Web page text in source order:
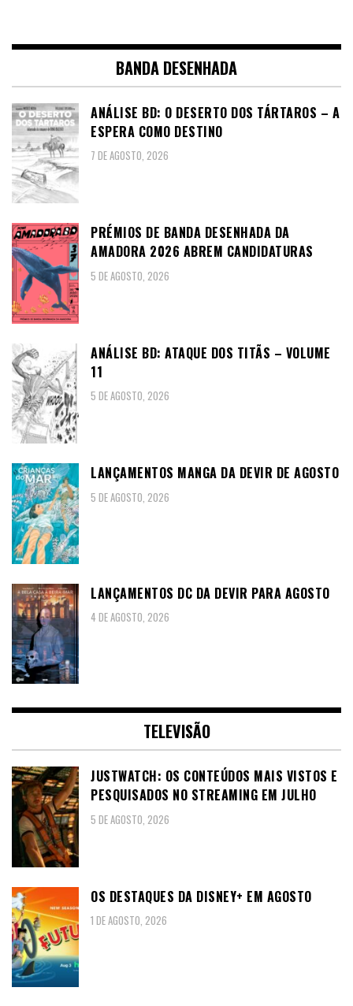
BANDA DESENHADA
ANÁLISE BD: O DESERTO DOS TÁRTAROS – A
ESPERA COMO DESTINO
7 DE AGOSTO, 2026
PRÉMIOS DE BANDA DESENHADA DA
AMADORA 2026 ABREM CANDIDATURAS
5 DE AGOSTO, 2026
ANÁLISE BD: ATAQUE DOS TITÃS – VOLUME
11
5 DE AGOSTO, 2026
LANÇAMENTOS MANGA DA DEVIR DE AGOSTO
5 DE AGOSTO, 2026
LANÇAMENTOS DC DA DEVIR PARA AGOSTO
4 DE AGOSTO, 2026
TELEVISÃO
JUSTWATCH: OS CONTEÚDOS MAIS VISTOS E
PESQUISADOS NO STREAMING EM JULHO
5 DE AGOSTO, 2026
OS DESTAQUES DA DISNEY+ EM AGOSTO
1 DE AGOSTO, 2026